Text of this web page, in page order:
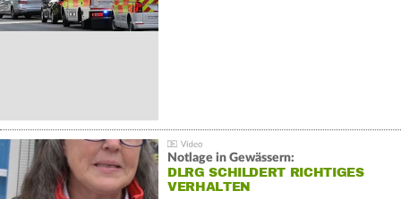
Notlage in Gewässern:
DLRG SCHILDERT RICHTIGES
VERHALTEN